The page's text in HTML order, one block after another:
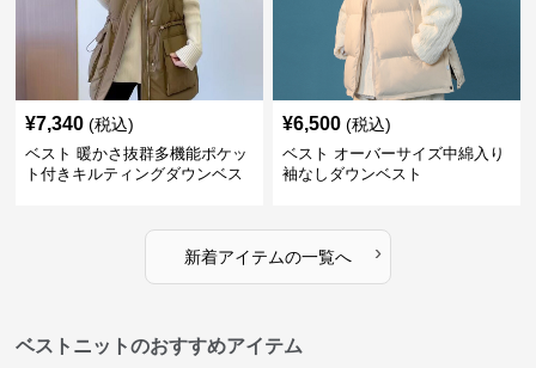
¥7,340 (税込)
ベスト 暖かさ抜群多機能ポケッ
ト付きキルティングダウンベス
¥6,500 (税込)
ベスト オーバーサイズ中綿入り
袖なしダウンベスト
新着アイテムの一覧へ ›
ベストニットのおすすめアイテム